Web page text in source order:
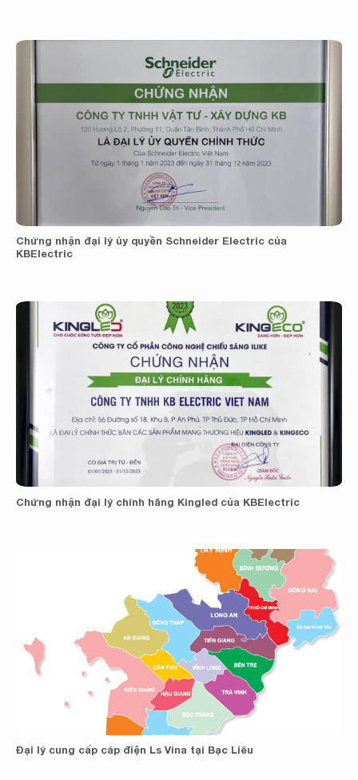
Chứng nhận đại lý ủy quyền Schneider Electric của
KBElectric
Chứng nhận đại lý chính hãng Kingled của KBElectric
Đại lý cung cấp cáp điện Ls Vina tại Bạc Liêu